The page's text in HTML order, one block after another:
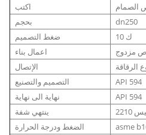
اكتب
الصمام
بحجم
dn250
ضغط التصميم
10 ك
اعمال بناء
مزدوج
الإتصال
الرقاقة
التصميم والتصنيع
API 594
نهاية الى نهاية
API 594
ينتهي شفة
2210
الضغط ودرجة الحرارة
asme